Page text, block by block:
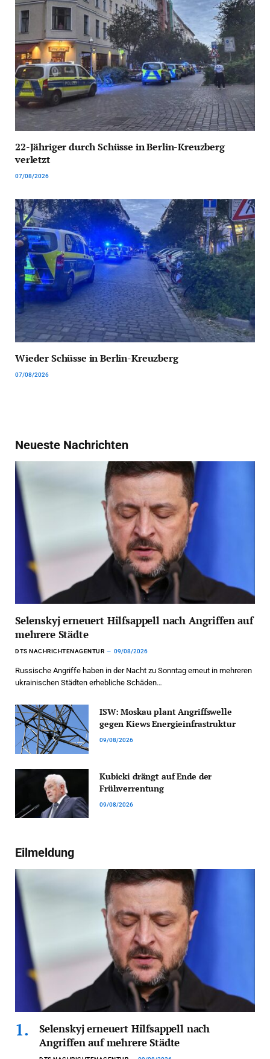
22-Jähriger durch Schüsse in Berlin-Kreuzberg
verletzt
07/08/2026
Wieder Schüsse in Berlin-Kreuzberg
07/08/2026
Neueste Nachrichten
Selenskyj erneuert Hilfsappell nach Angriffen auf
mehrere Städte
DTS NACHRICHTENAGENTUR 09/08/2026
Russische Angriffe haben in der Nacht zu Sonntag erneut in mehreren
ukrainischen Städten erhebliche Schäden…
ISW: Moskau plant Angriffswelle
gegen Kiews Energieinfrastruktur
09/08/2026
Kubicki drängt auf Ende der
Frühverrentung
09/08/2026
Eilmeldung
Selenskyj erneuert Hilfsappell nach
Angriffen auf mehrere Städte